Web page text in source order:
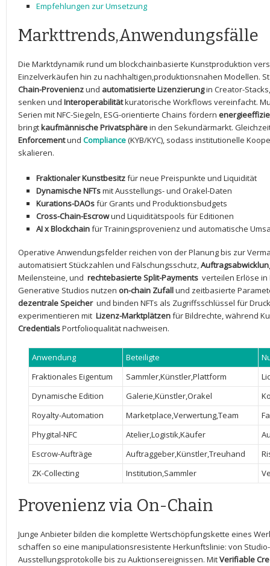
Empfehlungen zur ‍Umsetzung
Markttrends,Anwendungsfälle
Die ‍Marktdynamik‍ rund um​ blockchainbasierte Kunstproduktion
Einzelverkäufen hin zu nachhaltigen,produktionsnahen Modellen.
Chain-Provenienzund automatisierte Lizenzierungin Creator-
senken ⁣und⁤ Interoperabilitätkuratorische Workflows​ vereinfacht.
Serien mit NFC-Siegeln, ESG-orientierte Chains⁤ fördern
bringtkaufmännische Privatsphärein ⁢den Sekundärmarkt.
Enforcementund Compliance(KYB/KYC), ‍sodass institutionelle
skalieren.
Fraktionaler ​Kunstbesitz‍für neue Preispunkte ‌und Liquidität
Dynamische NFTsmit Ausstellungs- und Orakel-Daten
Kurations-DAOs‍für​ Grants und Produktionsbudgets
Cross-Chain-Escrowund ⁢Liquiditätspools für Editionen
AI x ⁣Blockchainfür ‌Trainingsprovenienz und automatische‌
Operative Anwendungsfelder reichen von​ der Planung bis zur
automatisiert Stückzahlen⁢ und ‌Fälschungsschutz,
Meilensteine, ‍und ⁣ rechtebasierte Split-Payments verteilen ⁢Erlöse
Generative Studios nutzen on-chain Zufallund zeitbasierte
dezentrale​ Speicher und binden NFTs‍ als​ Zugriffsschlüssel für
experimentieren ⁢mit ​ Lizenz-Marktplätzenfür Bildrechte, während
Credentials⁢Portfolioqualität nachweisen.
Anwendung Beteiligte
Fraktionales Eigentum
Sammler,Künstler,Plattform
Dynamische⁢ Edition
Galerie,Künstler,Orakel
Royalty-Automation
Marketplace,Verwertung,Team
Phygital-NFC
Atelier,Logistik,Käufer
Escrow-Aufträge
Auftraggeber,Künstler,Treuhand
ZK-Collecting
Institution,Sammler
Provenienz via ⁢On-Chain
Junge Anbieter bilden ⁤die komplette Wertschöpfungskette⁣ eines
schaffen ‍so‌ eine‍ manipulationsresistente ‌Herkunftslinie: von
Ausstellungsprotokolle bis‌ zu Auktionsereignissen. MitVerifiable